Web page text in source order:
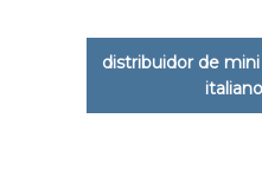
distribuidor de